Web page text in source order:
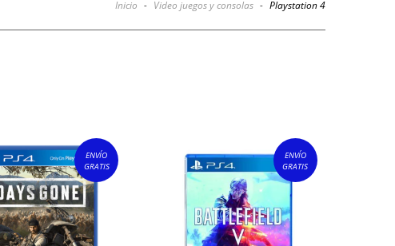
Inicio - Video juegos y consolas - Playstation 4
ENVÍO
GRATIS
ENVÍO
GRATIS